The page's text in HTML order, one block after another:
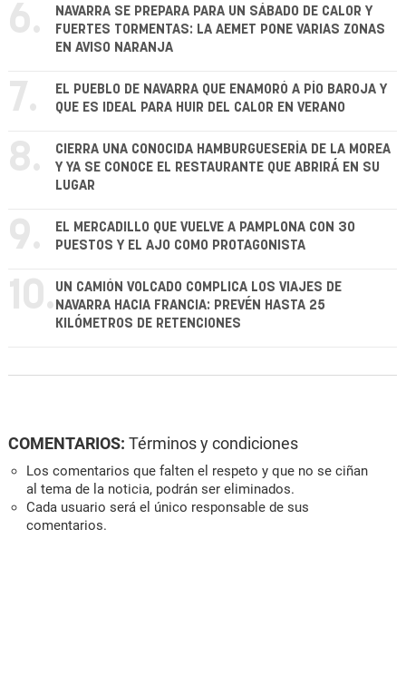
6.
NAVARRA SE PREPARA PARA UN SÁBADO DE CALOR Y
FUERTES TORMENTAS: LA AEMET PONE VARIAS ZONAS
EN AVISO NARANJA
7.
EL PUEBLO DE NAVARRA QUE ENAMORÓ A PÍO BAROJA Y
QUE ES IDEAL PARA HUIR DEL CALOR EN VERANO
8.
CIERRA UNA CONOCIDA HAMBURGUESERÍA DE LA MOREA
Y YA SE CONOCE EL RESTAURANTE QUE ABRIRÁ EN SU
LUGAR
9.
EL MERCADILLO QUE VUELVE A PAMPLONA CON 30
PUESTOS Y EL AJO COMO PROTAGONISTA
10. UN CAMIÓN VOLCADO COMPLICA LOS VIAJES DE
NAVARRA HACIA FRANCIA: PREVÉN HASTA 25
KILÓMETROS DE RETENCIONES
COMENTARIOS: Términos y condiciones
Los comentarios que falten el respeto y que no se ciñan
al tema de la noticia, podrán ser eliminados.
Cada usuario será el único responsable de sus
comentarios.